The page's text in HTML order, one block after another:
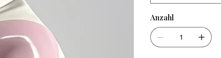
Anzahl